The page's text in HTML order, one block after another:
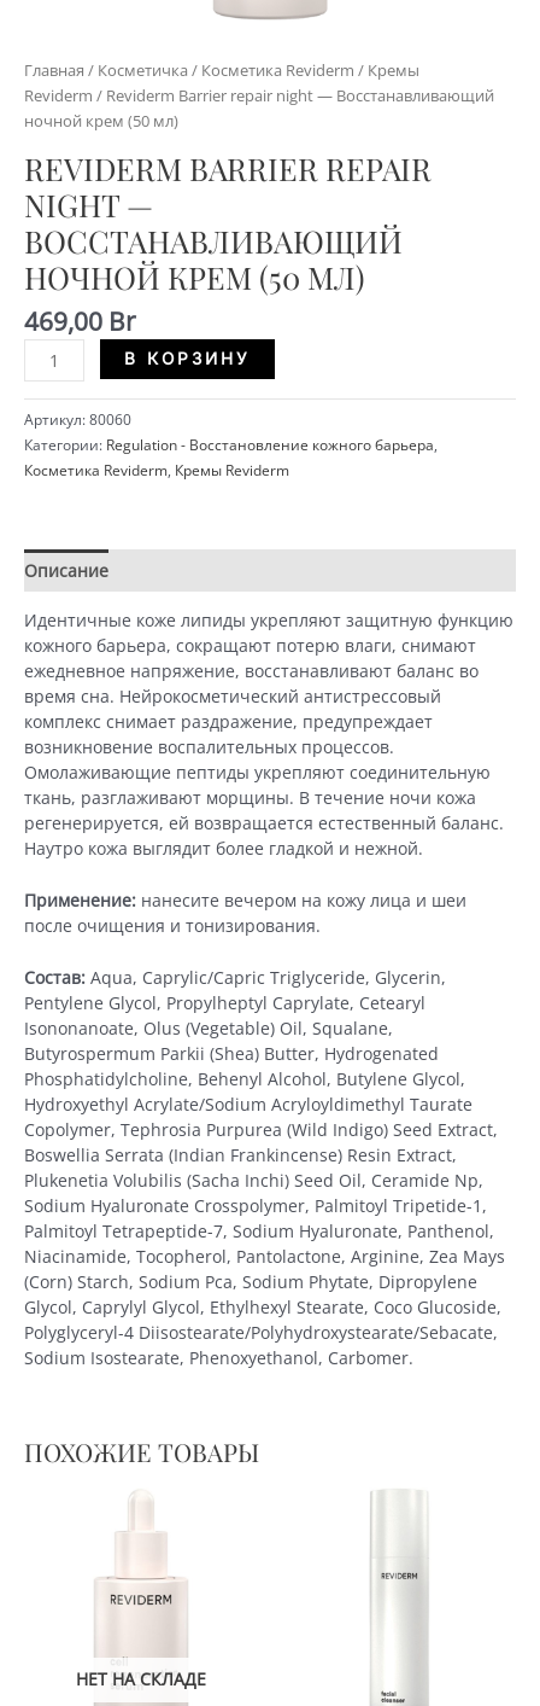
Главная / Косметичка / Косметика Reviderm / Кремы
Reviderm / Reviderm Barrier repair night — Восстанавливающий
ночной крем (50 мл)
REVIDERM BARRIER REPAIR
NIGHT —
ВОССТАНАВЛИВАЮЩИЙ
НОЧНОЙ КРЕМ (50 МЛ)
469,00 Br
Количество
Reviderm
Barrier
repair
night
-
крем
(50
В КОРЗИНУ
Артикул:80060
Категории: Regulation - Восстановление кожного барьера,
Косметика Reviderm, Кремы Reviderm
Описание
Идентичные коже липиды укрепляют защитную функцию
кожного барьера, сокращают потерю влаги, снимают
ежедневное напряжение, восстанавливают баланс во
время сна. Нейрокосметический антистрессовый
комплекс снимает раздражение, предупреждает
возникновение воспалительных процессов.
Омолаживающие пептиды укрепляют соединительную
ткань, разглаживают морщины. В течение ночи кожа
регенерируется, ей возвращается естественный баланс.
Наутро кожа выглядит более гладкой и нежной.
Применение: нанесите вечером на кожу лица и шеи
после очищения и тонизирования.
Состав: Aqua, Caprylic/Capric Triglyceride, Glycerin,
Pentylene Glycol, Propylheptyl Caprylate, Cetearyl
Isononanoate, Olus (Vegetable) Oil, Squalane,
Butyrospermum Parkii (Shea) Butter, Hydrogenated
Phosphatidylcholine, Behenyl Alcohol, Butylene Glycol,
Hydroxyethyl Acrylate/Sodium Acryloyldimethyl Taurate
Copolymer, Tephrosia Purpurea (Wild Indigo) Seed Extract,
Boswellia Serrata (Indian Frankincense) Resin Extract,
Plukenetia Volubilis (Sacha Inchi) Seed Oil, Ceramide Np,
Sodium Hyaluronate Crosspolymer, Palmitoyl Tripetide-1,
Palmitoyl Tetrapeptide-7, Sodium Hyaluronate, Panthenol,
Niacinamide, Tocopherol, Pantolactone, Arginine, Zea Mays
(Corn) Starch, Sodium Pca, Sodium Phytate, Dipropylene
Glycol, Caprylyl Glycol, Ethylhexyl Stearate, Coco Glucoside,
Polyglyceryl-4 Diisostearate/Polyhydroxystearate/Sebacate,
Sodium Isostearate, Phenoxyethanol, Carbomer.
ПОХОЖИЕ ТОВАРЫ
НЕТ НА СКЛАДЕ